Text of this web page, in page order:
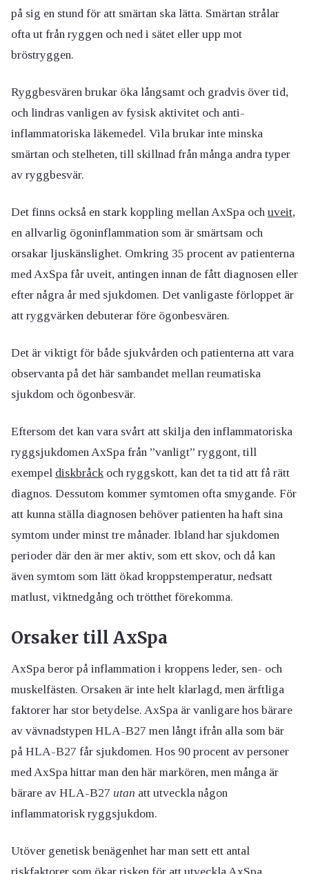
på sig en stund för att smärtan ska lätta. Smärtan strålar
ofta ut från ryggen och ned i sätet eller upp mot
bröstryggen.
Ryggbesvären brukar öka långsamt och gradvis över tid,
och lindras vanligen av fysisk aktivitet och anti-
inflammatoriska läkemedel. Vila brukar inte minska
smärtan och stelheten, till skillnad från många andra typer
av ryggbesvär.
Det finns också en stark koppling mellan AxSpa och uveit,
en allvarlig ögoninflammation som är smärtsam och
orsakar ljuskänslighet. Omkring 35 procent av patienterna
med AxSpa får uveit, antingen innan de fått diagnosen eller
efter några år med sjukdomen. Det vanligaste förloppet är
att ryggvärken debuterar före ögonbesvären.
Det är viktigt för både sjukvården och patienterna att vara
observanta på det här sambandet mellan reumatiska
sjukdom och ögonbesvär.
Eftersom det kan vara svårt att skilja den inflammatoriska
ryggsjukdomen AxSpa från ”vanligt” ryggont, till
exempel diskbråckoch ryggskott, kan det ta tid att få rätt
diagnos. Dessutom kommer symtomen ofta smygande. För
att kunna ställa diagnosen behöver patienten ha haft sina
symtom under minst tre månader. Ibland har sjukdomen
perioder där den är mer aktiv, som ett skov, och då kan
även symtom som lätt ökad kroppstemperatur, nedsatt
matlust, viktnedgång och trötthet förekomma.
Orsaker till AxSpa
AxSpa beror på inflammation i kroppens leder, sen- och
muskelfästen. Orsaken är inte helt klarlagd, men ärftliga
faktorer har stor betydelse. AxSpa är vanligare hos bärare
av vävnadstypen HLA-B27 men långt ifrån alla som bär
på HLA-B27 får sjukdomen. Hos 90 procent av personer
med AxSpa hittar man den här markören, men många är
bärare av HLA-B27 utan att utveckla någon
inflammatorisk ryggsjukdom.
Utöver genetisk benägenhet har man sett ett antal
riskfaktorer som ökar risken för att utveckla AxSpa.